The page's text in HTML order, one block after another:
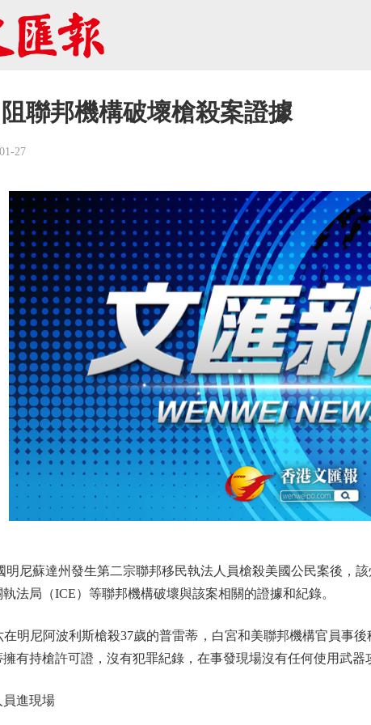
聯邦機構破壞槍殺案證據
27
蘇達州發生第二宗聯邦移民執法人員槍殺美國公民案後，該
法局（ICE）等聯邦機構破壞與該案相關的證據和紀錄。
尼阿波利斯槍殺37歲的普雷蒂，白宮和美聯邦機構官員事後
有持槍許可證，沒有犯罪紀錄，在事發現場沒有任何使用武器
進現場